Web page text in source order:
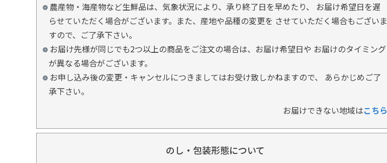
農産物・海産物など生鮮品は、気象状況により、承り終了日を早めたり、 お届け希望日を遅
らせていただく場合がございます。また、産地や品種の変更を させていただく場合もございま
すので、ご了承下さい。
お届け先様が同じでも2つ以上の商品をご注文の場合は、お届け希望日や お届けのタイミング
が異なる場合がございます。
お申し込み後の変更・キャンセルにつきましてはお受け致しかねますので、 あらかじめご了
承下さい。
お届けできない地域はこちら
のし・包装形態について